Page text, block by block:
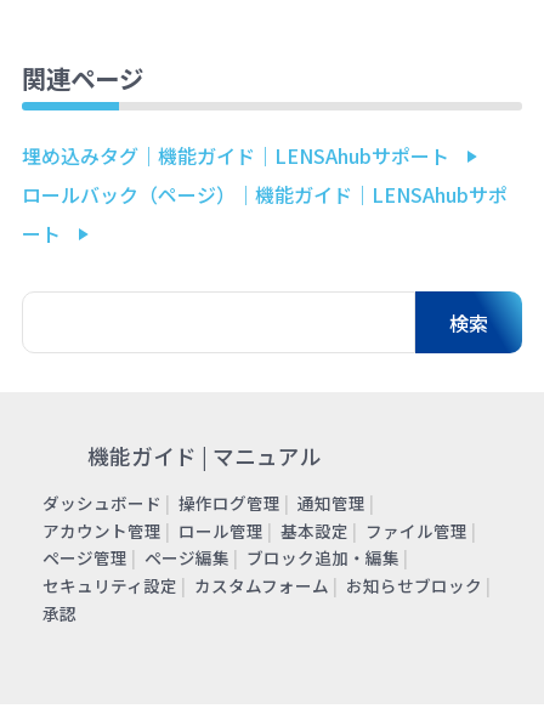
関連ページ
埋め込みタグ｜機能ガイド｜LENSAhubサポート
ロールバック（ページ）｜機能ガイド｜LENSAhubサポ
ート
機能ガイド | マニュアル
ダッシュボード 操作ログ管理
通知管理
アカウント管理
ロール管理 基本設定
ファイル管理
ページ管理
ページ編集
ブロック追加・編集
セキュリティ設定
カスタムフォーム
お知らせブロック
承認